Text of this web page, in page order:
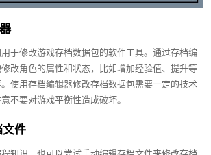
于修改游戏存档数据包的软件工具。通过存档编
改角色的属性和状态，比如增加经验值、提升等
使用存档编辑器修改存档数据包需要一定的技术
不要对游戏平衡性造成破坏。
文件